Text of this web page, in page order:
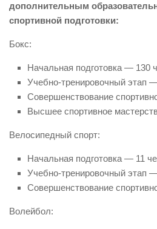
дополнительным
спортивной подготовки:
Бокс:
Начальная подготовка — 130
Учебно-тренировочный этап
Совершенствование
Высшее спортивное
Велосипедный спорт:
Начальная подготовка — 11
Учебно-тренировочный этап
Совершенствование
Волейбол: